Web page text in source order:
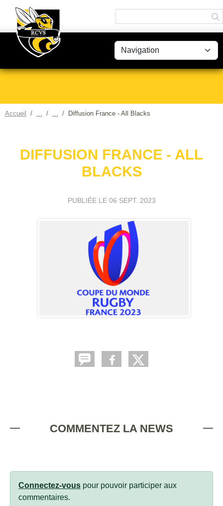
Accueil Diffusion France - All Blacks
DIFFUSION FRANCE - ALL
BLACKS
PUBLIÉE LE 06 SEPT. 2023
COMMENTEZ LA NEWS
Connectez-vous pour pouvoir participer aux
commentaires.
Panneau de gestion des cookies